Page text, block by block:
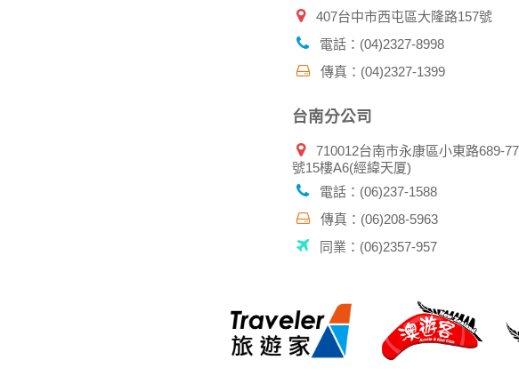
407台中市西屯區大隆路157號
電話：(04)2327-8998
傳真：(04)2327-1399
台南分公司
710012台南市永康區小東路689-77
號15樓A6(經緯天厦)
電話：(06)237-1588
傳真：(06)208-5963
同業：(06)2357-957